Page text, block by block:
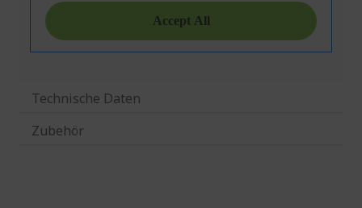
Technische Daten
Zubehör